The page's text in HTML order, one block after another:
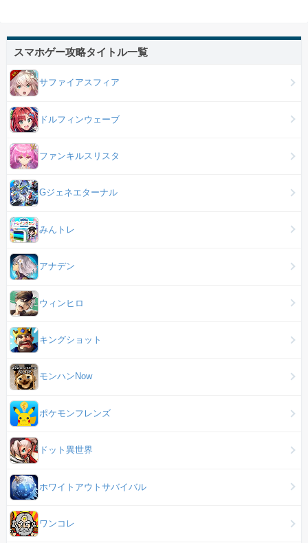
スマホゲー攻略タイトル一覧
サファイアスフィア
ドルフィンウェーブ
ファンキルスリスタ
Gジェネエターナル
みんトレ
アナデン
ウィンヒロ
キングショット
モンハンNow
ポケモンフレンズ
ドット異世界
ホワイトアウトサバイバル
ワンコレ